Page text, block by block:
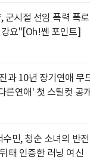
군시절 선임 폭력 폭
강요"[Oh!쎈 포인트]
과 10년 장기연애 무
연애' 첫 스틸컷 공개
민, 청순 소녀의 반
태 인증한 러닝 여신